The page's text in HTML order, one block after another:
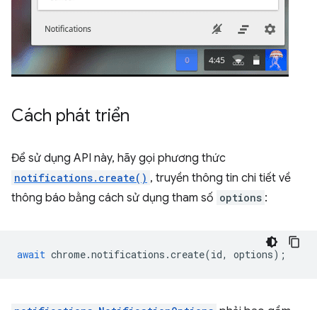
Cách phát triển
Để sử dụng API này, hãy gọi phương thức
notifications.create() , truyền thông tin chi tiết về
thông báo bằng cách sử dụng tham số options :
await chrome.notifications .create(id, options);